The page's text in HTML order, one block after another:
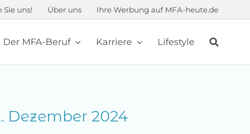
Sie uns! Über uns Ihre Werbung auf MFA-heute.de
Der MFA-Beruf Karriere Lifestyle
Dezember 2024